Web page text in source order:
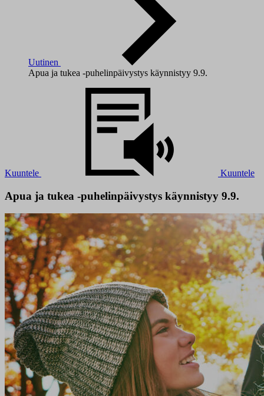
Uutinen
Apua ja tukea -puhelinpäivystys käynnistyy 9.9.
Kuuntele Kuuntele
Apua ja tukea -puhelinpäivystys käynnistyy 9.9.